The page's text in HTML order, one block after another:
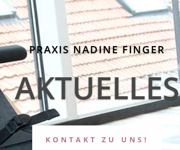
PRAXIS NADINE FINGER
AKTUELLES
KONTAKT ZU UNS!